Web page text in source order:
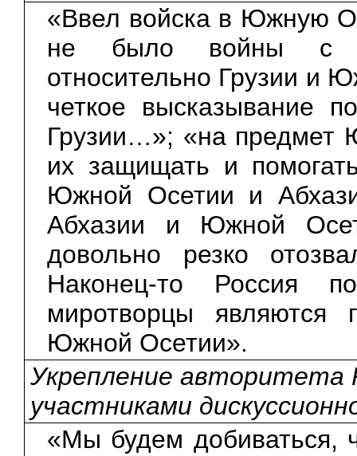
«Ввел войска в Южную
не было войны с
относительно Грузии и
четкое высказывание
Грузии…»; «на
их защищать и
Южной Осетии и
Абхазии и Южной
довольно резко
Наконец-то Россия
миротворцы
Южной Осетии».
Укрепление авторитета
участниками
«Мы будем добиваться,